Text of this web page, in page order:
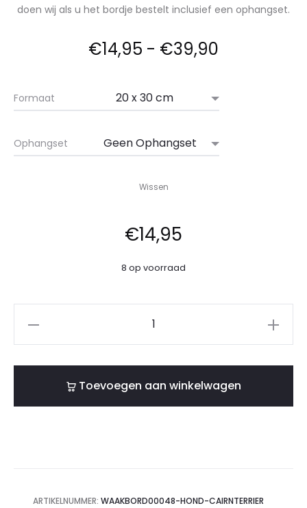
doen wij als u het bordje bestelt inclusief een ophangset.
€14,95 - €39,90
Formaat
Ophangset
Wissen
€14,95
8 op voorraad
Toevoegen aan winkelwagen
ARTIKELNUMMER: WAAKBORD00048-HOND-CAIRNTERRIER